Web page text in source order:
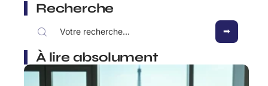
Recherche
À lire absolument